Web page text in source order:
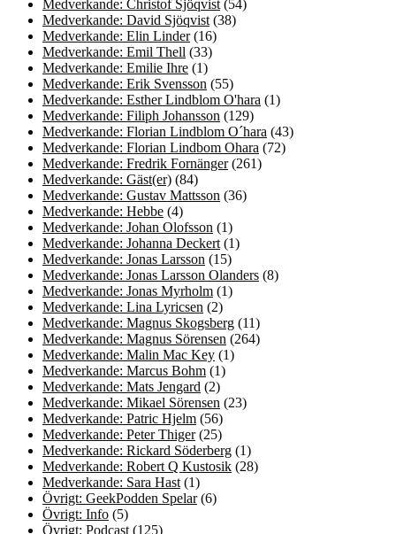
Medverkande: Christof Sjöqvist (54)
Medverkande: David Sjöqvist (38)
Medverkande: Elin Linder(16)
Medverkande: Emil Thell (33)
Medverkande: Emilie Ihre (1)
Medverkande: Erik Svensson (55)
Medverkande: Esther Lindblom O'hara (1)
Medverkande: Filiph Johansson (129)
Medverkande: Florian Lindblom O´hara (43)
Medverkande: Florian Lindbom Ohara (72)
Medverkande: Fredrik Fornänger(261)
Medverkande: Gäst(er) (84)
Medverkande: Gustav Mattsson (36)
Medverkande: Hebbe (4)
Medverkande: Johan Olofsson (1)
Medverkande: Johanna Deckert (1)
Medverkande: Jonas Larsson (15)
Medverkande: Jonas Larsson Olanders (8)
Medverkande: Jonas Myrholm (1)
Medverkande: Lina Lyricsen (2)
Medverkande: Magnus Skogsberg (11)
Medverkande: Magnus Sörensen (264)
Medverkande: Malin Mac Key (1)
Medverkande: Marcus Bohm (1)
Medverkande: Mats Jengard (2)
Medverkande: Mikael Sörensen (23)
Medverkande: Patric Hjelm (56)
Medverkande: Peter Thiger(25)
Medverkande: Rickard Söderberg (1)
Medverkande: Robert Q Kustosik (28)
Medverkande: Sara Hast (1)
Övrigt: GeekPodden Spelar(6)
Övrigt: Info (5)
Övrigt: Podcast (125)